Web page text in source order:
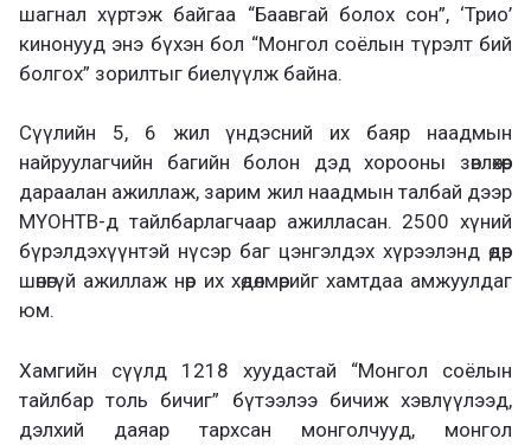
шагнал хүртэж байгаа “Баавгай болох сон”, ‘Трио’
кинонууд энэ бүхэн бол “Монгол соёлын түрэлт бий
болгох” зорилтыг биелүүлж байна.
Сүүлийн 5, 6 жил үндэсний их баяр наадмын
найруулагчийн багийн болон дэд хорооны зөвлөхөөр
дараалан ажиллаж, зарим жил наадмын талбай дээр
МҮОНТВ-д тайлбарлагчаар ажилласан. 2500 хүний
бүрэлдэхүүнтэй нүсэр баг цэнгэлдэх хүрээлэнд өдөр
шөнөгүй ажиллаж нөр их хөдөлмөрийг хамтдаа амжуулдаг
юм.
Хамгийн сүүлд 1218 хуудастай “Монгол соёлын
тайлбар толь бичиг” бүтээлээ бичиж хэвлүүлээд,
дэлхий даяар тархсан монголчууд, монгол